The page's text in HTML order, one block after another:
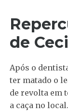
de
Após o
ter matado o
de revolta em
a caça no